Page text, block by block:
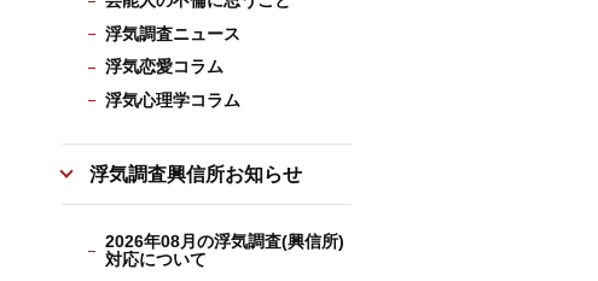
浮気調査ニュース
浮気恋愛コラム
浮気心理学コラム
浮気調査興信所お知らせ
2026年08月の浮気調査(興信所)
対応について